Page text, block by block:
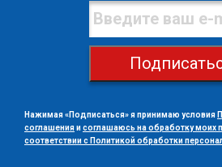
Нажимая «Подписаться» я принимаю условия
соглашенияисоглашаюсь на обработку моих
соответствии с Политикой обработки